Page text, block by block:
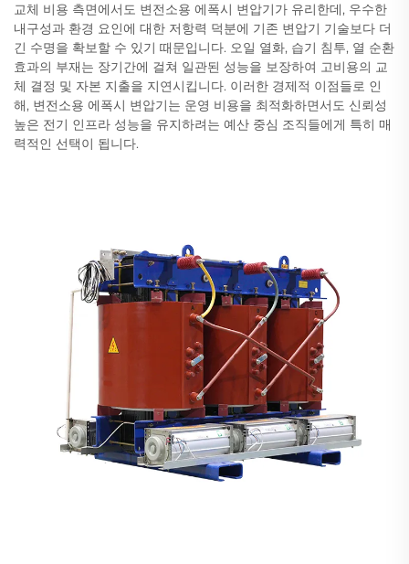
교체 비용 측면에서도 변전소용 에폭시 변압기가 유리한데, 우수한
내구성과 환경 요인에 대한 저항력 덕분에 기존 변압기 기술보다 더
긴 수명을 확보할 수 있기 때문입니다. 오일 열화, 습기 침투, 열 순환
효과의 부재는 장기간에 걸쳐 일관된 성능을 보장하여 고비용의 교
체 결정 및 자본 지출을 지연시킵니다. 이러한 경제적 이점들로 인
해, 변전소용 에폭시 변압기는 운영 비용을 최적화하면서도 신뢰성
높은 전기 인프라 성능을 유지하려는 예산 중심 조직들에게 특히 매
력적인 선택이 됩니다.